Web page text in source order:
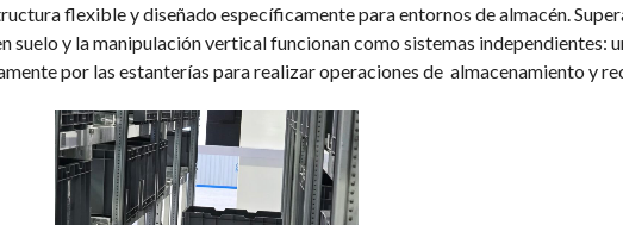
flexible y diseñado específicamente para entornos de almacén.
suelo y la manipulación vertical funcionan como sistemas independientes:
por las estanterías para realizar operaciones de almacenamiento y